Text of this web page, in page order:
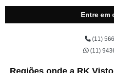
Entre em
(11)
(11)
Regiões onde a RK